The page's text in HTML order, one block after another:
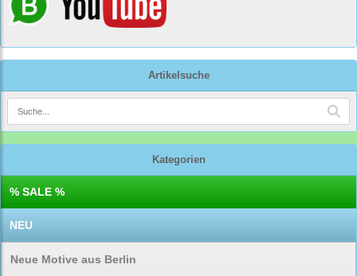
Artikelsuche
Kategorien
% SALE %
NEU
Neue Motive aus Berlin